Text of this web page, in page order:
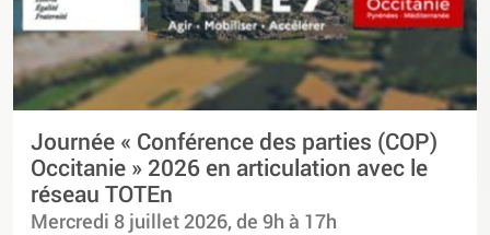
Journée « Conférence des parties (COP)
Occitanie » 2026 en articulation avec le
réseau TOTEn
Mercredi 8 juillet 2026, de 9h à 17h